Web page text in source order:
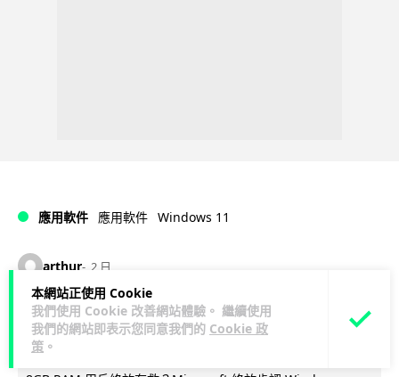
本網站正使用 Cookie
我們使用 Cookie 改善網站體驗。 繼續使用
我們的網站即表示您同意我們的 Cookie 政
策 。
應用軟件 應用軟件 Windows 11
arthur 2 日
Windows 11 太食 RAM？Microsoft 認
低威承諾為 8GB 電腦「減磅」